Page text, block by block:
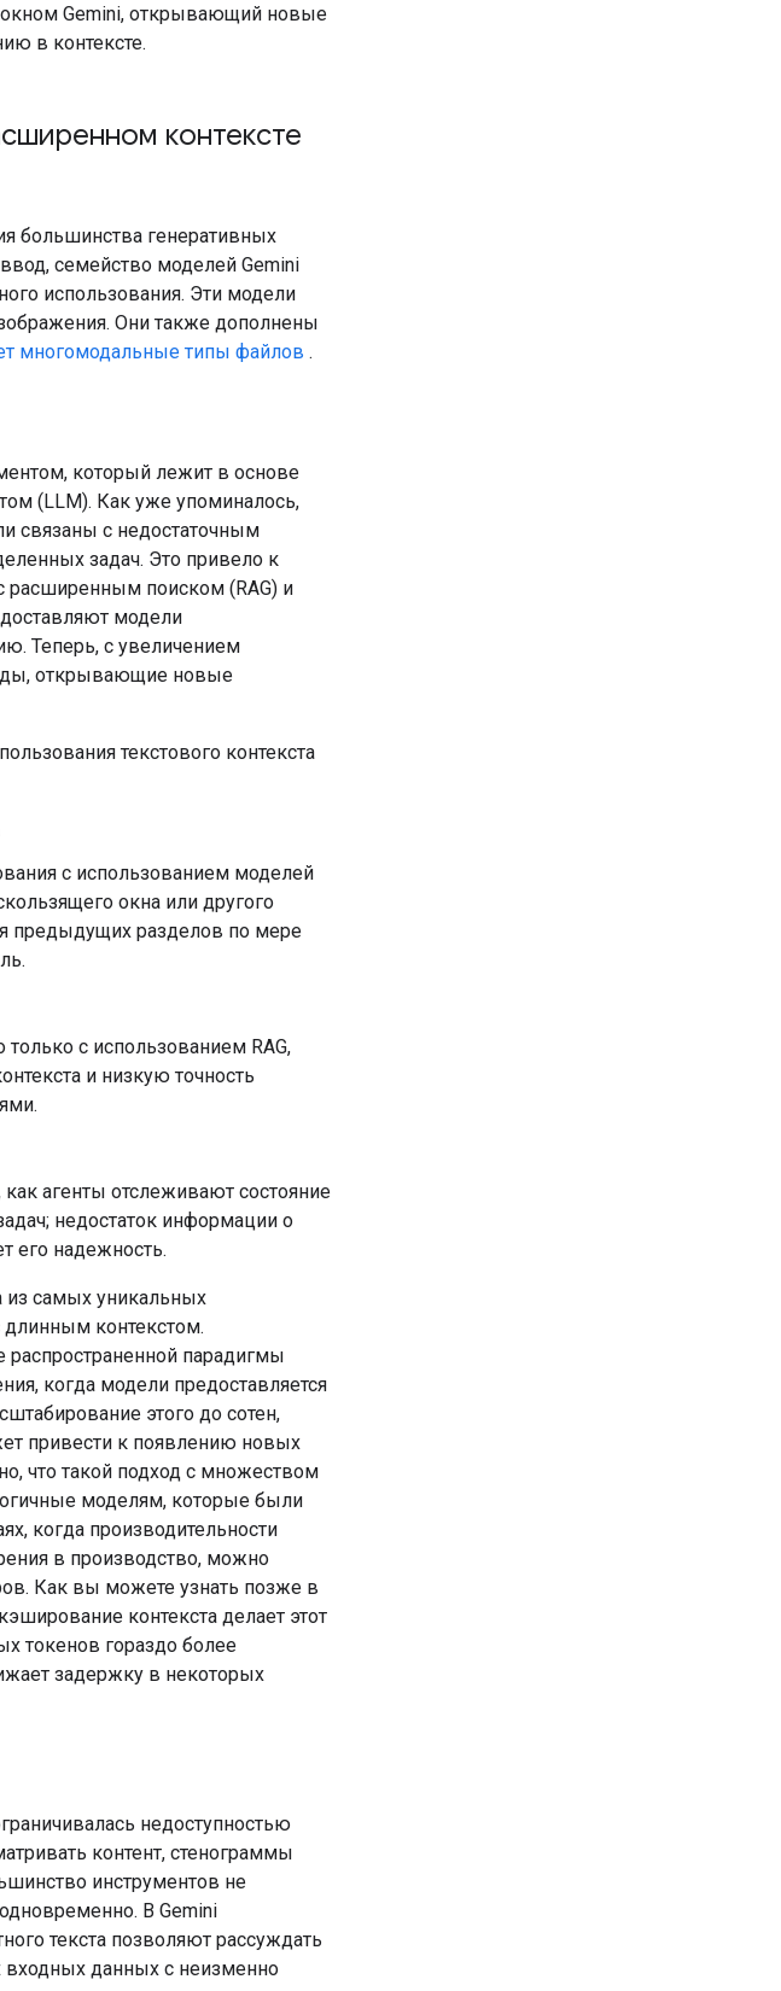
Gemini, открывающий новые
в контексте.
контексте
большинства генеративных
семейство моделей Gemini
использования. Эти модели
Они также дополнены
многомодальные типы файлов .
который лежит в основе
(LLM). Как уже упоминалось,
связаны с недостаточным
задач. Это привело к
поиском (RAG) и
модели
Теперь, с увеличением
открывающие новые
текстового контекста
с использованием моделей
окна или другого
предыдущих разделов по мере
с использованием RAG,
и низкую точность
как агенты отслеживают состояние
недостаток информации о
его надежность.
из самых уникальных
контекстом.
распространенной парадигмы
когда модели предоставляется
этого до сотен,
привести к появлению новых
что такой подход с множеством
моделям, которые были
когда производительности
в производство, можно
Как вы можете узнать позже в
контекста делает этот
токенов гораздо более
задержку в некоторых
недоступностью
контент, стенограммы
инструментов не
В Gemini
текста позволяют рассуждать
входных данных с неизменно